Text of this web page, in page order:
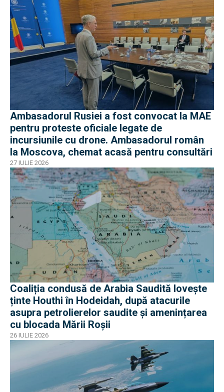
Ambasadorul Rusiei a fost convocat la MAE
pentru proteste oficiale legate de
incursiunile cu drone. Ambasadorul român
la Moscova, chemat acasă pentru consultări
27 IULIE 2026
Coaliția condusă de Arabia Saudită lovește
ținte Houthi în Hodeidah, după atacurile
asupra petrolierelor saudite și amenințarea
cu blocada Mării Roșii
26 IULIE 2026